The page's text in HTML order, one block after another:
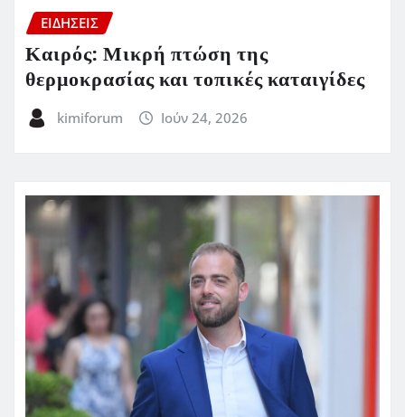
ΕΙΔΗΣΕΙΣ
Καιρός: Μικρή πτώση της
θερμοκρασίας και τοπικές καταιγίδες
kimiforum Ιούν 24, 2026